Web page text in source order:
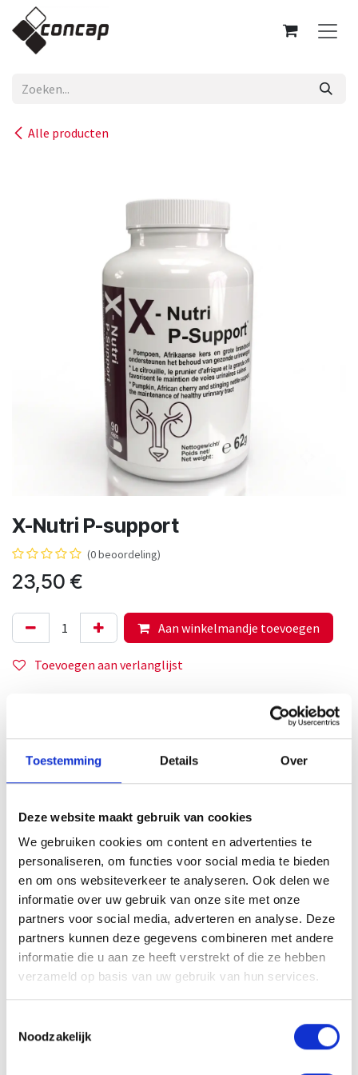
Toestemming Details Over
Deze website maakt gebruik van cookies
We gebruiken cookies om content en advertenties te
personaliseren, om functies voor social media te bieden
en om ons websiteverkeer te analyseren. Ook delen we
informatie over uw gebruik van onze site met onze
partners voor social media, adverteren en analyse. Deze
partners kunnen deze gegevens combineren met andere
informatie die u aan ze heeft verstrekt of die ze hebben
verzameld op basis van uw gebruik van hun services.
Noodzakelijk
Overslaan naar inhoud
Alle producten
X-Nutri P-support
(0 beoordeling)
23,50 €
Aan winkelmandje toevoegen
Toevoegen aan verlanglijst
Vraag raad aan uw arts of apotheker.
X-Nutri P-Support is een supplement in capsulevorm.
Dit supplement is speciaal ontwikkeld voor de gezondheid
van mannen.
1 potje bevat 90 capsules.
1 omdoos bevat 12 potjes.
NUT-nummer: 3029/48
Gebruiksadvies
Aanbevolen dagelijkse portie 1 capsule per dag in te nemen
met een groot glas (200ml) water. De aanbevolen dosis niet
gevarieerde en evenwichtige voeding noch een gezonde
levensstijl. Koel en droog bewaren, buiten bereik van jonge